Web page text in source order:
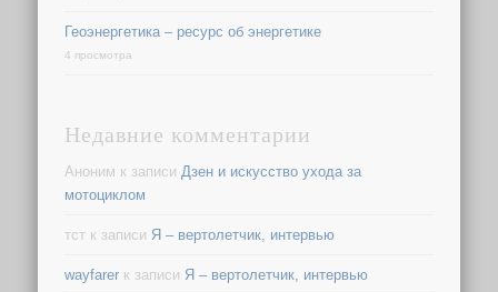
Геоэнергетика – ресурс об энергетике
4 просмотра
Недавние комментарии
Аноним к записи Дзен и искусство ухода за
мотоциклом
тст к записи Я – вертолетчик, интервью
wayfarer к записи Я – вертолетчик, интервью